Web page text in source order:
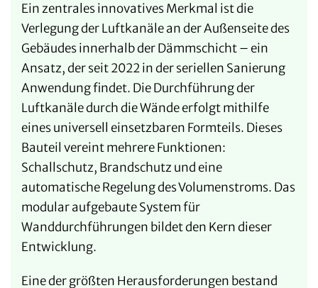
Ein zentrales innovatives Merkmal ist die
Verlegung der Luftkanäle an der Außenseite des
Gebäudes innerhalb der Dämmschicht – ein
Ansatz, der seit 2022 in der seriellen Sanierung
Anwendung findet. Die Durchführung der
Luftkanäle durch die Wände erfolgt mithilfe
eines universell einsetzbaren Formteils. Dieses
Bauteil vereint mehrere Funktionen:
Schallschutz, Brandschutz und eine
automatische Regelung des Volumenstroms. Das
modular aufgebaute System für
Wanddurchführungen bildet den Kern dieser
Entwicklung.
Eine der größten Herausforderungen bestand